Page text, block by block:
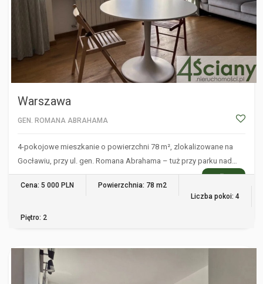
Warszawa
GEN. ROMANA ABRAHAMA
4-pokojowe mieszkanie o powierzchni 78 m², zlokalizowane na
Gocławiu, przy ul. gen. Romana Abrahama – tuż przy parku nad…
WIĘCEJ
Cena: 5 000 PLN
Powierzchnia: 78 m2
Liczba pokoi: 4
Piętro: 2
WARSZAWA